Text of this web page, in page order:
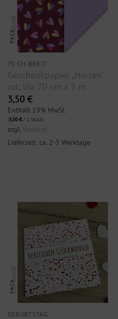
70 CM BREIT
Geschenkpapier „Herzen“
rot, lila 70 cm x 3 m
3,50 €
Enthält 19% MwSt.
(3,50€/ 1 Stück)
zzgl. Versand
Lieferzeit: ca. 2-3 Werktage
GEBURTSTAG